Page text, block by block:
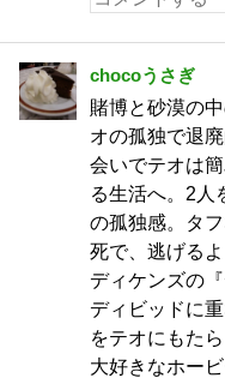
chocoうさぎ
賭博と砂漠の
オの孤独で退
会いでテオは
る生活へ。2人
の孤独感。タ
死で、逃げる
ディケンズの
ディビッドに
をテオにもた
大好きなホー